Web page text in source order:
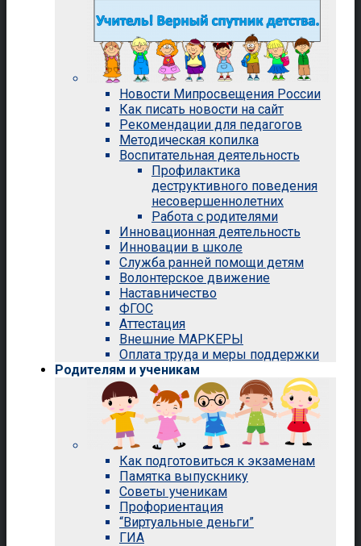
Новости Мипросвещения России
Как писать новости на сайт
Рекомендации для педагогов
Методическая копилка
Воспитательная деятельность
Профилактика
деструктивного поведения
несовершеннолетних
Работа с родителями
Инновационная деятельность
Инновации в школе
Служба ранней помощи детям
Волонтерское движение
Наставничество
ФГОС
Аттестация
Внешние МАРКЕРЫ
Оплата труда и меры поддержки
Родителям и ученикам
Как подготовиться к экзаменам
Памятка выпускнику
Советы ученикам
Профориентация
“Виртуальные деньги”
ГИА